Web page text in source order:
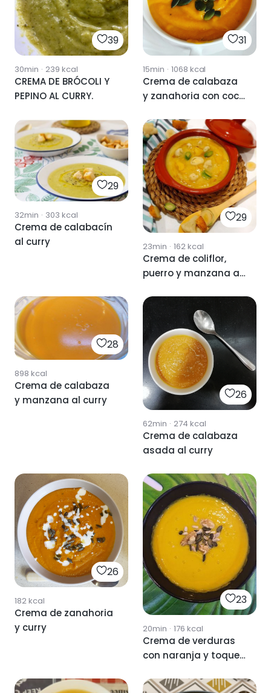
39
30min · 239 kcal
CREMA DE BRÓCOLI Y
PEPINO AL CURRY.
31
15min · 1068 kcal
Crema de calabaza
y zanahoria con coco
29
32min · 303 kcal
Crema de calabacín
al curry
29
23min · 162kcal
Crema de coliflor,
puerro y manzana al
28
898 kcal
Crema de calabaza
y manzana al curry
26
62min · 274 kcal
Crema de calabaza
asada al curry
26
182kcal
Crema de zanahoria
y curry
23
20min · 176 kcal
Crema de verduras
con naranja y toque